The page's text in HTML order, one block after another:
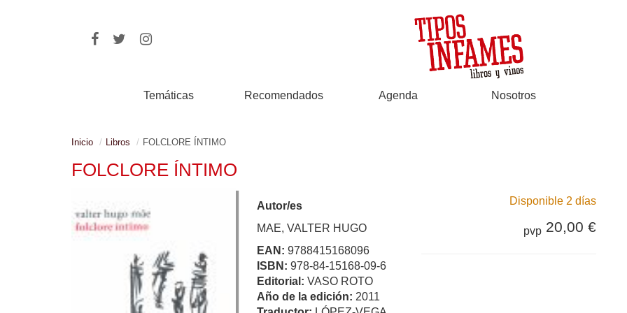
Temáticas Recomendados Agenda Nosotros
Inicio Libros FOLCLORE ÍNTIMO
FOLCLORE ÍNTIMO
Autor/es
MAE, VALTER HUGO
EAN: 9788415168096
ISBN: 978-84-15168-09-6
Editorial: VASO ROTO
Año de la edición: 2011
Disponible 2 días
pvp 20,00 €